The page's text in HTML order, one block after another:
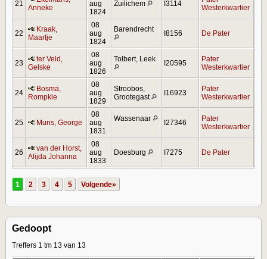
21
Anneke
aug
1824
Zuilichem I3114
Westerkwartier
22
Kraak,
Maartje
08
aug
1824
Barendrecht I8156 De Pater
23
ter Veld,
Gelske
08
aug
1826
Tolbert, Leek I20595
Pater
Westerkwartier
24
Bosma,
Rompkie
08
aug
1829
Stroobos,
Grootegast
I16923
Pater
Westerkwartier
25 Muns, George
08
aug
1831
Wassenaar I27346
Pater
Westerkwartier
26
van der Horst,
Alijda Johanna
08
aug
1833
Doesburg I7275 De Pater
1 2 3 4 5 Volgende»
Gedoopt
Treffers 1 tm 13 van 13